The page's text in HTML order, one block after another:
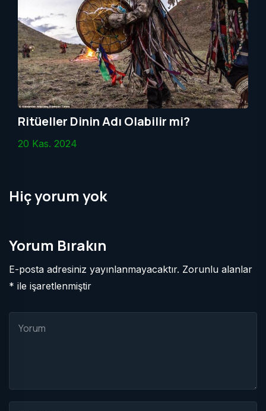
Ritüeller Dinin Adı Olabilir mi?
20 Kas. 2024
Hiç yorum yok
Yorum Bırakın
E-posta adresiniz yayınlanmayacaktır. Zorunlu alanlar
* ile işaretlenmiştir